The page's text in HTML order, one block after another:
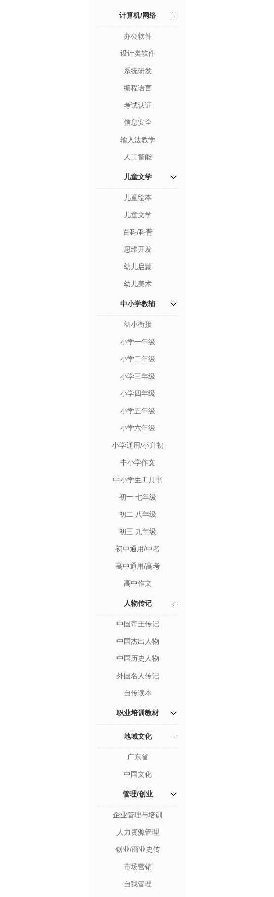
计算机/网络
办公软件
设计类软件
系统研发
编程语言
考试认证
信息安全
输入法教学
人工智能
儿童文学
儿童绘本
儿童文学
百科/科普
思维开发
幼儿启蒙
幼儿美术
中小学教辅
幼小衔接
小学一年级
小学二年级
小学三年级
小学四年级
小学五年级
小学六年级
小学通用/小升初
中小学作文
中小学生工具书
初一 七年级
初二 八年级
初三 九年级
初中通用/中考
高中通用/高考
高中作文
人物传记
中国帝王传记
中国杰出人物
中国历史人物
外国名人传记
自传读本
职业培训教材
地域文化
广东省
中国文化
管理/创业
企业管理与培训
人力资源管理
创业/商业史传
市场营销
自我管理